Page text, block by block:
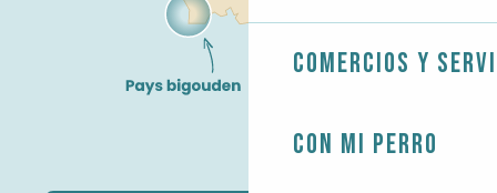
Comercios y
Con mi perro